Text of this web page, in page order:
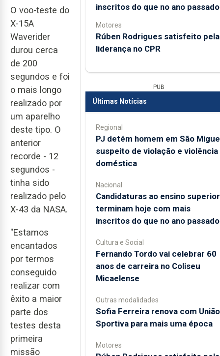
O voo-teste do
X-15A
Waverider
durou cerca
de 200
segundos e foi
o mais longo
realizado por
um aparelho
deste tipo. O
anterior
recorde - 12
segundos -
tinha sido
realizado pelo
X-43 da NASA.
"Estamos
encantados
por termos
conseguido
realizar com
êxito a maior
parte dos
testes desta
primeira
missão
inscritos do que no ano passado
Motores
Rúben Rodrigues satisfeito pela
liderança no CPR
PUB
Últimas Notícias
Regional
PJ detém homem em São
suspeito de violação e violência
doméstica
Nacional
Candidaturas ao ensino superior
terminam hoje com mais
inscritos do que no ano passado
Cultura e Social
Fernando Tordo vai celebrar 60
anos de carreira no Coliseu
Micaelense
Outras modalidades
Sofia Ferreira renova com União
Sportiva para mais uma época
Motores